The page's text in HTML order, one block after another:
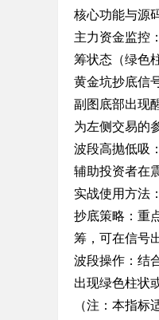
核心功能与源
主力资金监控
筹状态（绿色
黄金坑抄底信
副图底部出现
为左侧交易的
波段高抛低吸
辅助投资者在
实战使用方法：
抄底策略：重
筹，可在信号
波段操作：结
出现绿色柱状
（注：本指